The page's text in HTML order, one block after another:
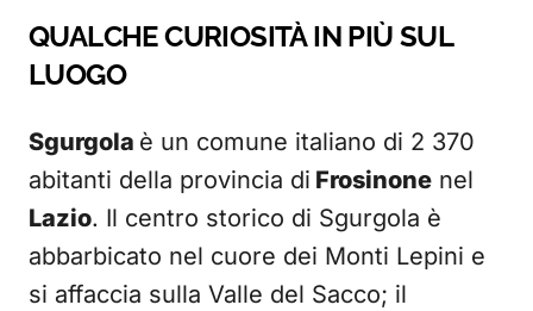
QUALCHE CURIOSITÀ IN PIÙ SUL
LUOGO
Sgurgola è un comune italiano di 2 370
abitanti della provincia di Frosinone nel
Lazio. Il centro storico di Sgurgola è
abbarbicato nel cuore dei Monti Lepini e
si affaccia sulla Valle del Sacco; il